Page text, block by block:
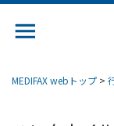
MEDIFAX webトップ >